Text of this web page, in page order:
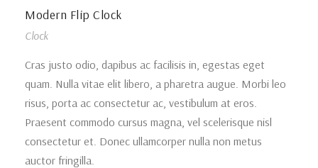
Modern Flip Clock
Clock
Cras justo odio, dapibus ac facilisis in, egestas eget
quam. Nulla vitae elit libero, a pharetra augue. Morbi leo
risus, porta ac consectetur ac, vestibulum at eros.
Praesent commodo cursus magna, vel scelerisque nisl
consectetur et. Donec ullamcorper nulla non metus
auctor fringilla.